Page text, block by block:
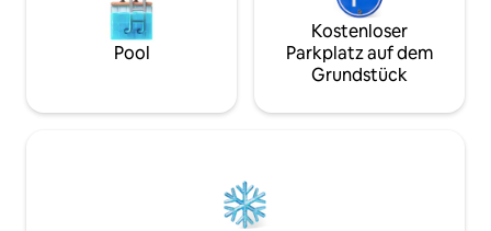
Pool
Kostenloser
Parkplatz auf dem
Grundstück